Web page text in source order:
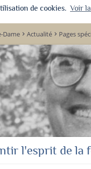
de cookies. Voir
Dame keyboard_arrow_right Actualité keyboard_arrow_right Pages
l'esprit de la